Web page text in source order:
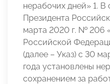
нерабочих дней» 1. В
Президента
марта 2020 г. № 206
Российской
(далее – Указ) с 30
года установлены
сохранением за